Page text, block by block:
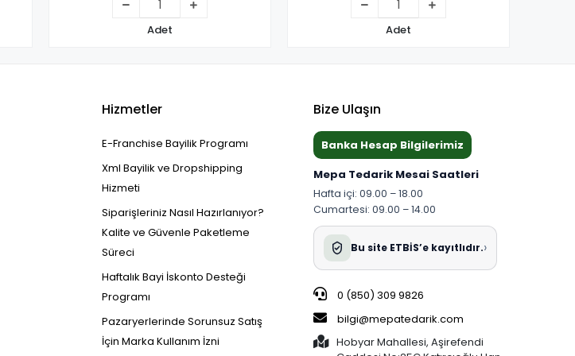
Adet Adet
Hizmetler
E-Franchise Bayilik Programı
Xml Bayilik ve Dropshipping
Hizmeti
Siparişleriniz Nasıl Hazırlanıyor?
Kalite ve Güvenle Paketleme
Süreci
Haftalık Bayi İskonto Desteği
Programı
Pazaryerlerinde Sorunsuz Satış
İçin Marka Kullanım İzni
Bize Ulaşın
Banka Hesap Bilgilerimiz
Mepa Tedarik Mesai Saatleri
Hafta içi: 09.00 – 18.00
Cumartesi: 09.00 – 14.00
Bu site ETBİS’e kayıtlıdır.›
0 (850) 309 9826
bilgi@mepatedarik.com
Hobyar Mahallesi, Aşirefendi